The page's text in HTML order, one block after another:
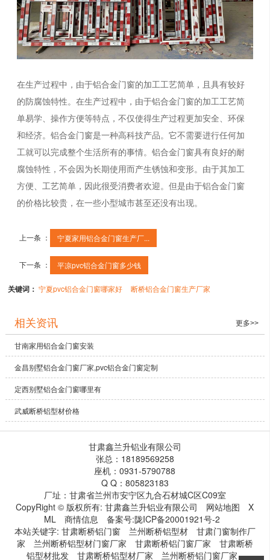
在生产过程中，由于铝合金门窗的加工工艺简单，且具有较好
的防腐蚀特性。在生产过程中，由于铝合金门窗的加工工艺简
单易学、操作方便等特点，不仅使得生产过程更加安全、环保
和经济。铝合金门窗是一种高科技产品。它不需要进行任何加
工就可以完成整个生活所有的事情。铝合金门窗具有良好的耐
腐蚀特性，不会因为长期使用而产生锈蚀和变形。由于其加工
方便、工艺简单，因此很受消费者欢迎。但是由于铝合金门窗
的价格比较贵，在一些小型城市甚至还没有出现。
上一条 ： 宁夏家用铝合金门窗生产厂...
下一条 ： 平凉pvc铝合金门窗多少钱
关键词：宁夏pvc铝合金门窗哪家好 断桥铝合金门窗生产厂家
相关资讯 更多>>
甘南家用铝合金门窗安装
金昌别墅铝合金门窗厂家,pvc铝合金门窗定制
定西别墅铝合金门窗哪里有
武威断桥铝型材价格
甘肃鑫兰升铝业有限公司
张总：18189569258
座机：0931-5790788
Q Q：805823183
厂址：甘肃省兰州市安宁区九合石材城C区C09室
CopyRight © 版权所有:甘肃鑫兰升铝业有限公司 网站地图
X
ML
商情信息 备案号:陇ICP备20001921号-2
本站关键字: 甘肃断桥铝门窗 兰州断桥铝型材
甘肃门窗制作厂
家
兰州断桥铝型材门窗厂家 甘肃断桥铝门窗厂家
甘肃断桥
铝型材批发
甘肃断桥铝型材厂家 兰州断桥铝门窗厂家